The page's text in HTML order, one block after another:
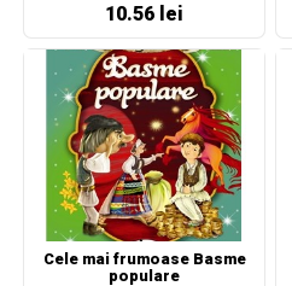
10.56 lei
Cele mai frumoase Basme
populare